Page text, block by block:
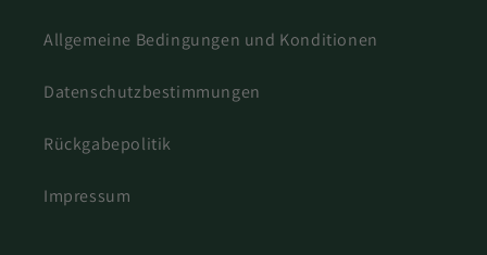
Allgemeine Bedingungen und Konditionen
Datenschutzbestimmungen
Rückgabepolitik
Impressum